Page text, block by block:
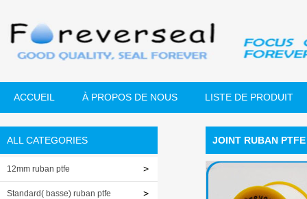
ACCUEIL À PROPOS DE NOUS LISTE DE PRODUIT
ALL CATEGORIES
12mm ruban ptfe
Standard( basse) ruban ptfe
JOINT RUBAN